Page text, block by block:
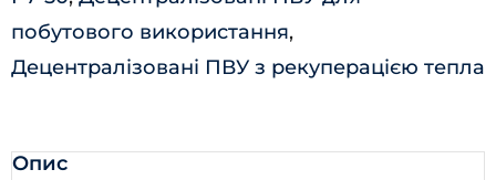
14
кількість
побутового використання,
Децентралізовані ПВУ з рекуперацією тепла
Опис